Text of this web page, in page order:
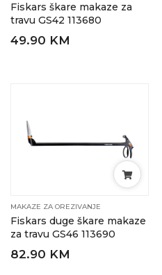
Fiskars škare makaze za
travu GS42 113680
49.90 KM
MAKAZE ZA OREZIVANJE
Fiskars duge škare makaze
za travu GS46 113690
82.90 KM